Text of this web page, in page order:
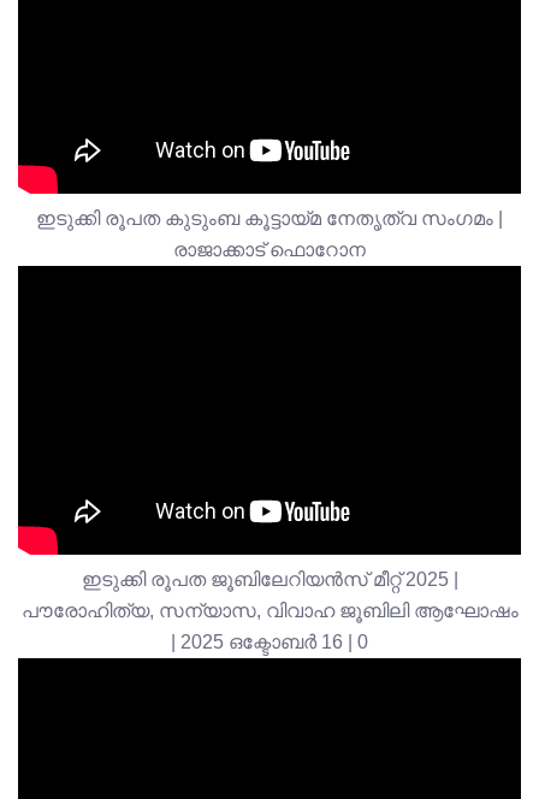
ഇടുക്കി രൂപത കുടുംബ കൂട്ടായ്മ നേതൃത്വ സംഗമം |
രാജാക്കാട് ഫൊറോന
ഇടുക്കി രൂപത ജൂബിലേറിയൻസ് മീറ്റ് 2025 |
പൗരോഹിത്യ, സന്യാസ, വിവാഹ ജൂബിലി ആഘോഷം
| 2025 ഒക്ടോബർ 16 | 0